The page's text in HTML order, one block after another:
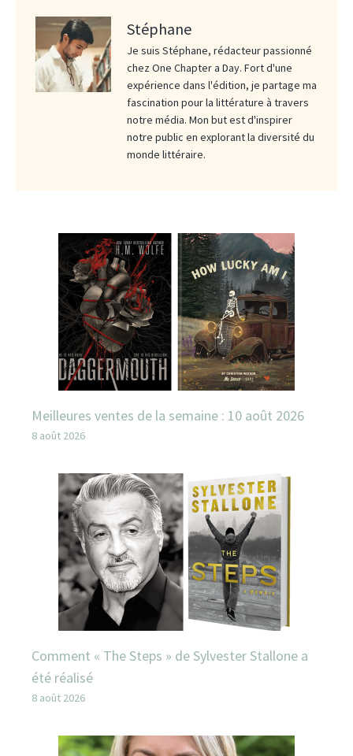
Stéphane
Je suis Stéphane, rédacteur passionné
chez One Chapter a Day. Fort d'une
expérience dans l'édition, je partage ma
fascination pour la littérature à travers
notre média. Mon but est d'inspirer
notre public en explorant la diversité du
monde littéraire.
Meilleures ventes de la semaine : 10 août 2026
8 août 2026
Comment « The Steps » de Sylvester Stallone a
été réalisé
8 août 2026